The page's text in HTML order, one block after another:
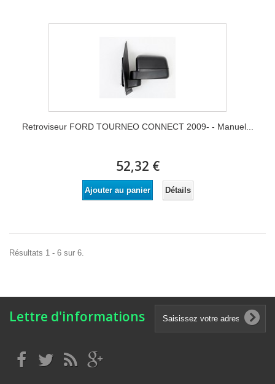
Retroviseur FORD TOURNEO CONNECT 2009- - Manuel...
52,32 €
Ajouter au panier Détails
Résultats 1 - 6 sur 6.
Lettre d'informations